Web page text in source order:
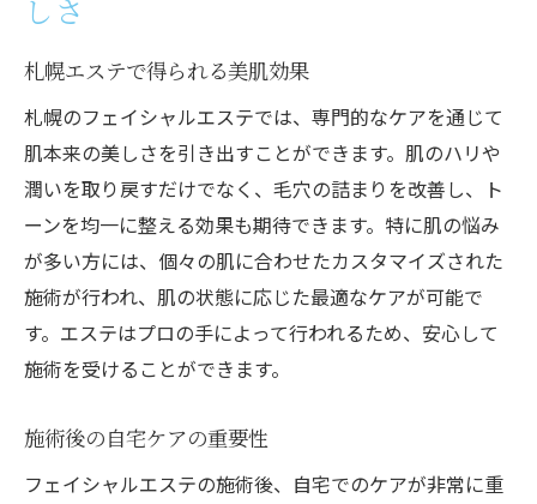
しさ
札幌エステで得られる美肌効果
札幌のフェイシャルエステでは、専門的なケアを通じて
肌本来の美しさを引き出すことができます。肌のハリや
潤いを取り戻すだけでなく、毛穴の詰まりを改善し、ト
ーンを均一に整える効果も期待できます。特に肌の悩み
が多い方には、個々の肌に合わせたカスタマイズされた
施術が行われ、肌の状態に応じた最適なケアが可能で
す。エステはプロの手によって行われるため、安心して
施術を受けることができます。
施術後の自宅ケアの重要性
フェイシャルエステの施術後、自宅でのケアが非常に重